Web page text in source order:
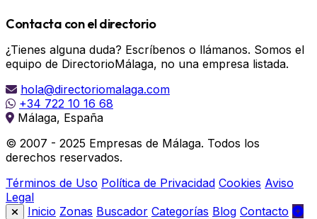
Contacta con el directorio
¿Tienes alguna duda? Escríbenos o llámanos. Somos el
equipo de DirectorioMálaga, no una empresa listada.
hola@directoriomalaga.com
+34 722 10 16 68
Málaga, España
© 2007 - 2025 Empresas de Málaga. Todos los
derechos reservados.
Términos de Uso Política de Privacidad Cookies Aviso
Legal
Inicio Zonas Buscador Categorías Blog Contacto